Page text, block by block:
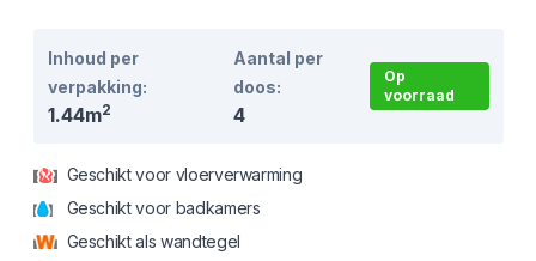
Inhoud per
verpakking:
1.44m2
Aantal per
doos:
4
Op
voorraad
Geschikt voor vloerverwarming
Geschikt voor badkamers
Geschikt als wandtegel